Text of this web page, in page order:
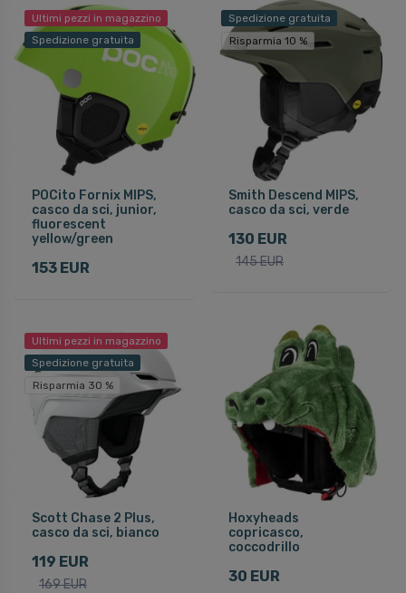
Ultimi pezzi in magazzino
Spedizione gratuita
POCito Fornix MIPS,
casco da sci, junior,
fluorescent
yellow/green
153 EUR
Spedizione gratuita
Risparmia 10 %
Smith Descend MIPS,
casco da sci, verde
130 EUR
145 EUR
Ultimi pezzi in magazzino
Spedizione gratuita
Risparmia 30 %
Scott Chase 2 Plus,
casco da sci, bianco
119 EUR
169 EUR
Hoxyheads
copricasco,
coccodrillo
30 EUR